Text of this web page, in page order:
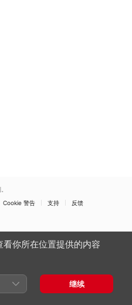
Cookie 警告 支持 反馈
你所在位置提供的内容
继续